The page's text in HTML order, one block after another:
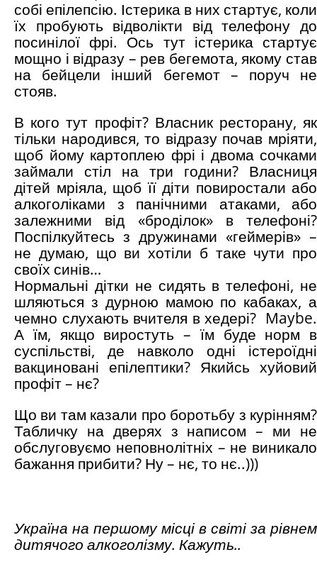
собі епілепсію. Істерика в них стартує, коли
їх пробують відволікти від телефону до
посинілої фрі. Ось тут істерика стартує
мощно і відразу – рев бегемота, якому став
на бейцели інший бегемот – поруч не
стояв.
В кого тут профіт? Власник ресторану, як
тільки народився, то відразу почав мріяти,
щоб йому картоплею фрі і двома сочками
займали стіл на три години? Власниця
дітей мріяла, щоб її діти повиростали або
алкоголіками з панічними атаками, або
залежними від «броділок» в телефоні?
Поспілкуйтесь з дружинами «геймерів» –
не думаю, що ви хотіли б таке чути про
своїх синів…
Нормальні дітки не сидять в телефоні, не
шляються з дурною мамою по кабаках, а
чемно слухають вчителя в хедері? Maybe.
А їм, якщо виростуть – їм буде норм в
суспільстві, де навколо одні істероїдні
вакциновані епілептики? Якийсь хуйовий
профіт – нє?
Що ви там казали про боротьбу з курінням?
Табличку на дверях з написом – ми не
обслуговуємо неповнолітніх – не виникало
бажання прибити? Ну – нє, то нє..)))
Україна на першому місці в світі за рівнем
дитячого алкоголізму. Кажуть..